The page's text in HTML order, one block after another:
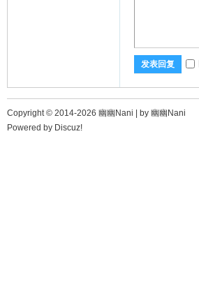
发表回复
Copyright © 2014-2026 幽幽Nani | by 幽幽Nani
Powered by Discuz!